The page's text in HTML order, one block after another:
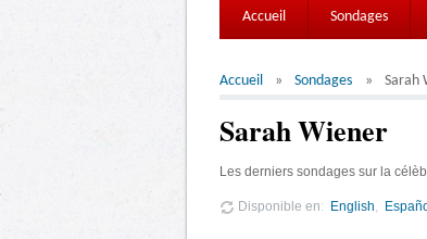
Accueil Sondages
Accueil Sondages Sarah
Sarah Wiener
Les derniers sondages sur la
Disponible en English